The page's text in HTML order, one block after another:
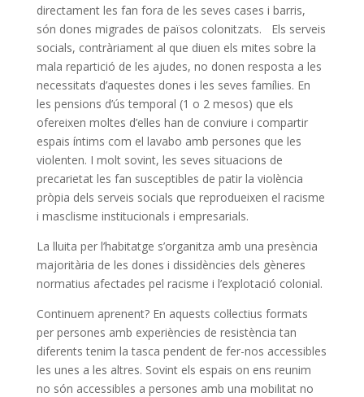
directament les fan fora de les seves cases i barris,
són dones migrades de països colonitzats. Els serveis
socials, contràriament al que diuen els mites sobre la
mala repartició de les ajudes, no donen resposta a les
necessitats d’aquestes dones i les seves famílies. En
les pensions d’ús temporal (1 o 2 mesos) que els
ofereixen moltes d’elles han de conviure i compartir
espais íntims com el lavabo amb persones que les
violenten. I molt sovint, les seves situacions de
precarietat les fan susceptibles de patir la violència
pròpia dels serveis socials que reprodueixen el racisme
i masclisme institucionals i empresarials.
La lluita per l’habitatge s’organitza amb una presència
majoritària de les dones i dissidències dels gèneres
normatius afectades pel racisme i l’explotació colonial.
Continuem aprenent? En aquests col·lectius formats
per persones amb experiències de resistència tan
diferents tenim la tasca pendent de fer-nos accessibles
les unes a les altres. Sovint els espais on ens reunim
no són accessibles a persones amb una mobilitat no